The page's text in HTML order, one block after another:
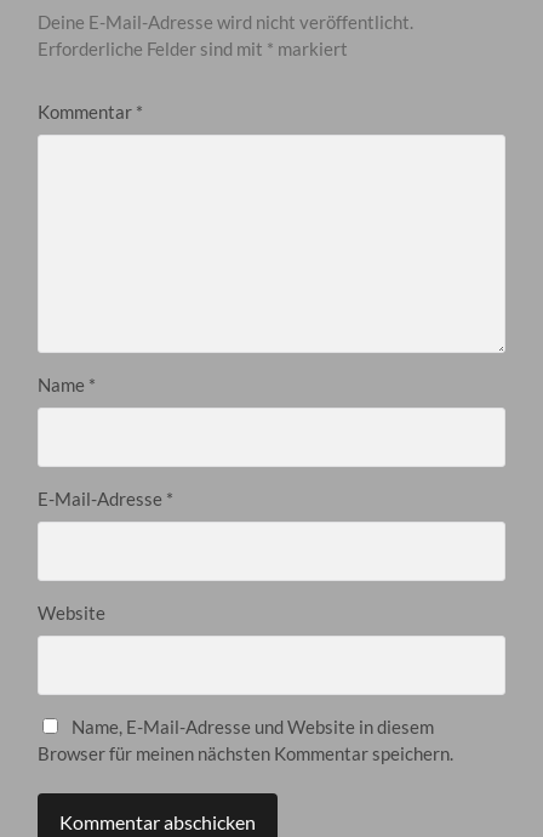
Deine E-Mail-Adresse wird nicht veröffentlicht.
Erforderliche Felder sind mit * markiert
Kommentar *
Name *
E-Mail-Adresse *
Website
Name, E-Mail-Adresse und Website in diesem
Browser für meinen nächsten Kommentar speichern.